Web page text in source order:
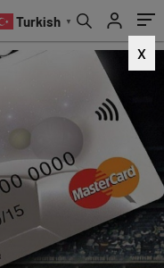
Turkish ▼
X